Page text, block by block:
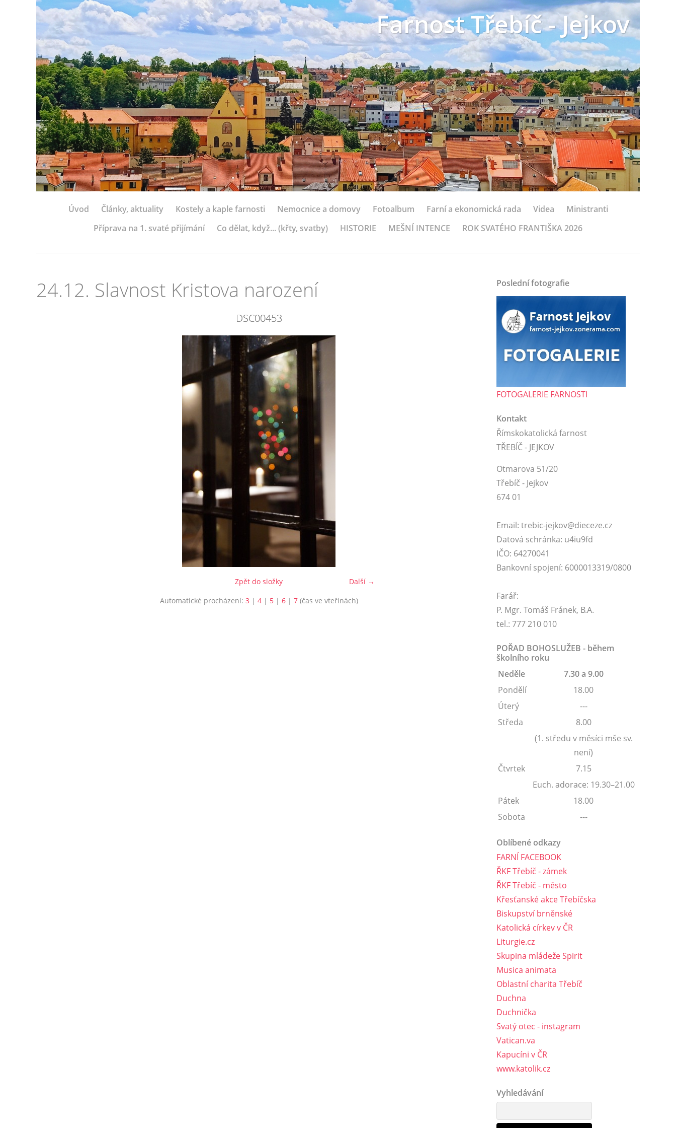
Farnost Třebíč - Jejkov
Úvod Články, aktuality Kostely a kaple farnosti Nemocnice a domovy Fotoalbum Farní a ekonomická rada Videa
Ministranti
Příprava na 1. svaté přijímání
Co dělat, když... (křty, svatby) HISTORIE MEŠNÍ INTENCE ROK SVATÉHO FRANTIŠKA 2026
24.12. Slavnost Kristova narození
DSC00453
Další →
Zpět do složky
Automatické procházení: 3 | 4| 5| 6| 7(čas ve vteřinách)
Poslední fotografie
FOTOGALERIE FARNOSTI
Kontakt
Římskokatolická farnost
TŘEBÍČ - JEJKOV
Otmarova 51/20
Třebíč - Jejkov
674 01
Email: trebic-jejkov@dieceze.cz
Datová schránka: u4iu9fd
IČO: 64270041
Bankovní spojení: 6000013319/0800
Farář:
P. Mgr. Tomáš Fránek, B.A.
tel.: 777 210 010
POŘAD BOHOSLUŽEB - během
školního roku
Neděle
7.30 a 9.00
Pondělí
18.00
Úterý
---
Středa
8.00
(1. středu v měsíci mše sv.
není)
Čtvrtek
7.15
Euch. adorace: 19.30–21.00
Pátek
18.00
Sobota
---
Oblíbené odkazy
FARNÍ FACEBOOK
ŘKF Třebíč - zámek
ŘKF Třebíč - město
Křesťanské akce Třebíčska
Biskupství brněnské
Katolická církev v ČR
Liturgie.cz
Skupina mládeže Spirit
Musica animata
Oblastní charita Třebíč
Duchna
Duchnička
Svatý otec - instagram
Vatican.va
Kapucíni v ČR
www.katolik.cz
Vyhledávání